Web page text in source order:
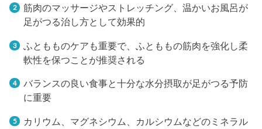
筋肉のマッサージやストレッチング、温かいお風呂が
足がつる治し方として効果的
ふともものケアも重要で、ふとももの筋肉を強化し柔
軟性を保つことが推奨される
バランスの良い食事と十分な水分摂取が足がつる予防
に重要
カリウム、マグネシウム、カルシウムなどのミネラル